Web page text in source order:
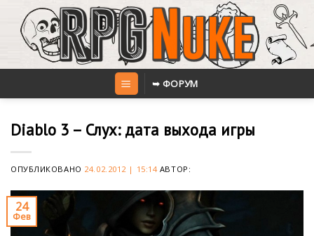
content
➥ ФОРУМ
Diablo 3 – Слух: дата выхода игры
ОПУБЛИКОВАНО 24.02.2012 | 15:14АВТОР:
24
Фев